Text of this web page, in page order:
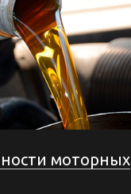
моторных